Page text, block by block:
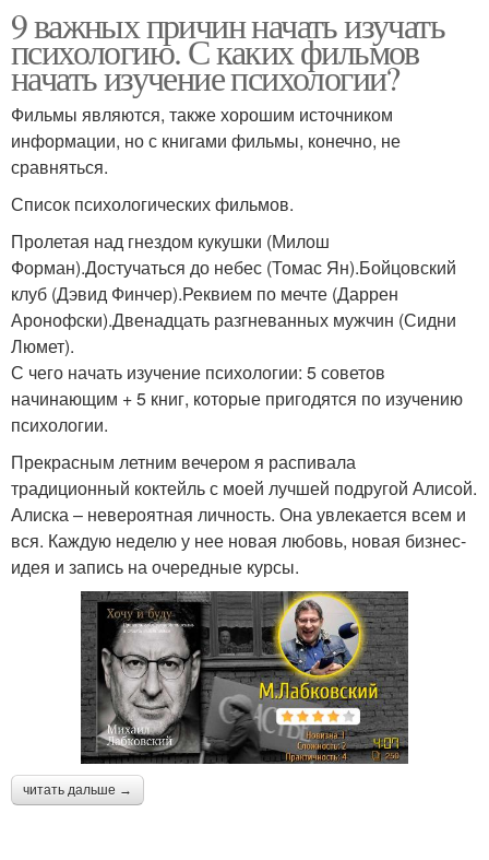
9 важных причин начать изучать
психологию. С каких фильмов
начать изучение психологии?
Фильмы являются, также хорошим источником
информации, но с книгами фильмы, конечно, не
сравняться.
Список психологических фильмов.
Пролетая над гнездом кукушки (Милош
Форман).Достучаться до небес (Томас Ян).Бойцовский
клуб (Дэвид Финчер).Реквием по мечте (Даррен
Аронофски).Двенадцать разгневанных мужчин (Сидни
Люмет).
С чего начать изучение психологии: 5 советов
начинающим + 5 книг, которые пригодятся по изучению
психологии.
Прекрасным летним вечером я распивала
традиционный коктейль с моей лучшей подругой Алисой.
Алиска – невероятная личность. Она увлекается всем и
вся. Каждую неделю у нее новая любовь, новая бизнес-
идея и запись на очередные курсы.
читать дальше →